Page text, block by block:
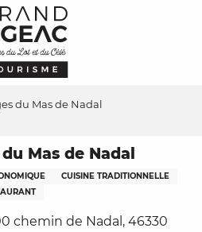
du Mas de Nadal
Mas de Nadal
CUISINE TRADITIONNELLE
chemin de Nadal, 46330